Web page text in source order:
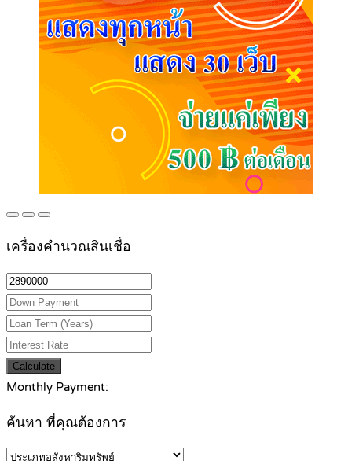
เครื่องคำนวณสินเชื่อ
Calculate
Monthly Payment:
ค้นหา ที่คุณต้องการ